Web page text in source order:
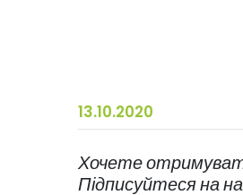
13.10.2020
Хочете
Підписуйтеся на